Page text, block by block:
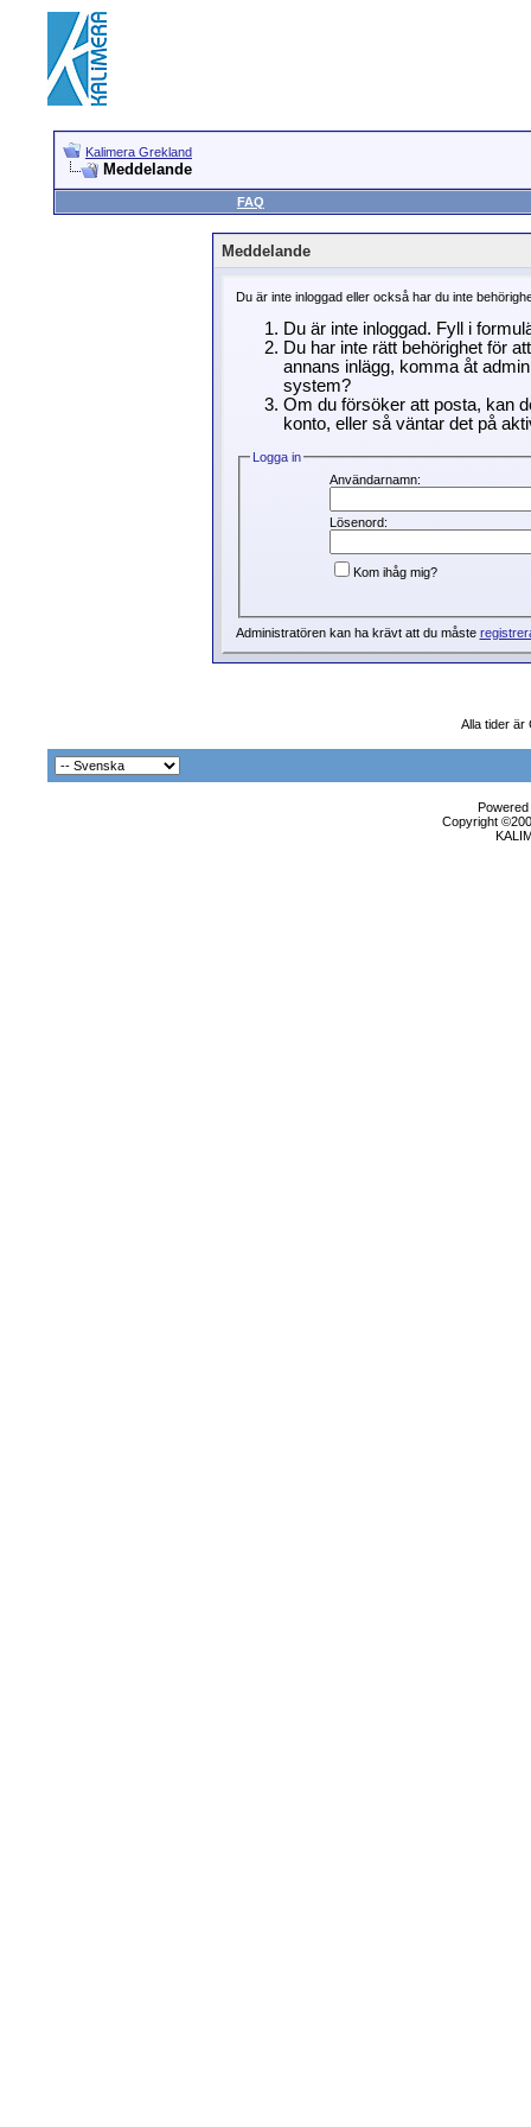
Kalimera Grekland
Meddelande
FAQ
Meddelande
Du är inte inloggad eller också har du inte
Du är inte inloggad. Fyll i
Du har inte rätt behörighet för
annans inlägg, komma åt
system?
Om du försöker att posta, kan
konto, eller så väntar det på
Logga in
Användarnamn:
Lösenord:
Kom ihåg mig?
Administratören kan ha krävt att du måste
Alla tider är
Copyright